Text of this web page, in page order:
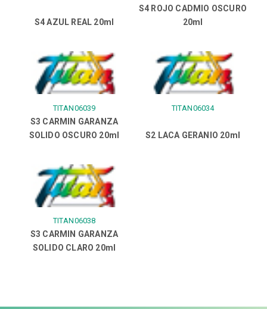
S4 AZUL REAL 20ml
S4 ROJO CADMIO OSCURO
20ml
TITAN06039
S3 CARMIN GARANZA
SOLIDO OSCURO 20ml
TITAN06034
S2 LACA GERANIO 20ml
TITAN06038
S3 CARMIN GARANZA
SOLIDO CLARO 20ml